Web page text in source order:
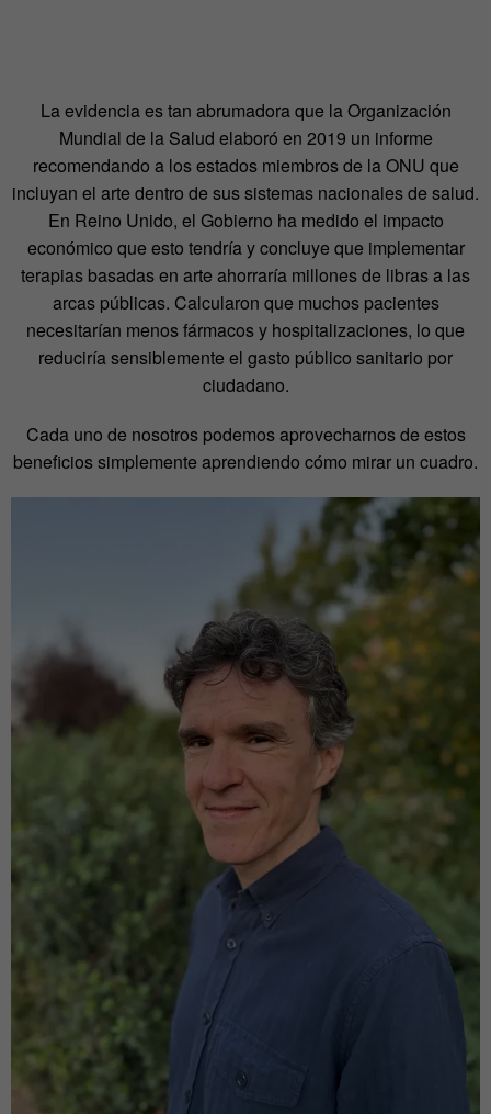
La evidencia es tan abrumadora que la Organización
Mundial de la Salud elaboró en 2019 un informe
recomendando a los estados miembros de la ONU que
incluyan el arte dentro de sus sistemas nacionales de salud.
En Reino Unido, el Gobierno ha medido el impacto
económico que esto tendría y concluye que implementar
terapias basadas en arte ahorraría millones de libras a las
arcas públicas. Calcularon que muchos pacientes
necesitarían menos fármacos y hospitalizaciones, lo que
reduciría sensiblemente el gasto público sanitario por
ciudadano.
Cada uno de nosotros podemos aprovecharnos de estos
beneficios simplemente aprendiendo cómo mirar un cuadro.